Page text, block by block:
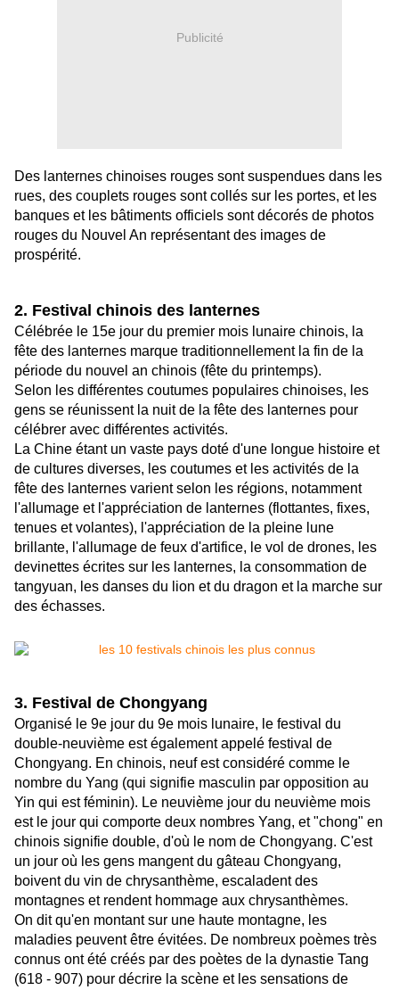
Publicité
Des lanternes chinoises rouges sont suspendues dans les
rues, des couplets rouges sont collés sur les portes, et les
banques et les bâtiments officiels sont décorés de photos
rouges du Nouvel An représentant des images de
prospérité.
2. Festival chinois des lanternes
Célébrée le 15e jour du premier mois lunaire chinois, la
fête des lanternes marque traditionnellement la fin de la
période du nouvel an chinois (fête du printemps).
Selon les différentes coutumes populaires chinoises, les
gens se réunissent la nuit de la fête des lanternes pour
célébrer avec différentes activités.
La Chine étant un vaste pays doté d'une longue histoire et
de cultures diverses, les coutumes et les activités de la
fête des lanternes varient selon les régions, notamment
l'allumage et l'appréciation de lanternes (flottantes, fixes,
tenues et volantes), l'appréciation de la pleine lune
brillante, l'allumage de feux d'artifice, le vol de drones, les
devinettes écrites sur les lanternes, la consommation de
tangyuan, les danses du lion et du dragon et la marche sur
des échasses.
3. Festival de Chongyang
Organisé le 9e jour du 9e mois lunaire, le festival du
double-neuvième est également appelé festival de
Chongyang. En chinois, neuf est considéré comme le
nombre du Yang (qui signifie masculin par opposition au
Yin qui est féminin). Le neuvième jour du neuvième mois
est le jour qui comporte deux nombres Yang, et "chong" en
chinois signifie double, d'où le nom de Chongyang. C'est
un jour où les gens mangent du gâteau Chongyang,
boivent du vin de chrysanthème, escaladent des
montagnes et rendent hommage aux chrysanthèmes.
On dit qu'en montant sur une haute montagne, les
maladies peuvent être évitées. De nombreux poèmes très
connus ont été créés par des poètes de la dynastie Tang
(618 - 907) pour décrire la scène et les sensations de